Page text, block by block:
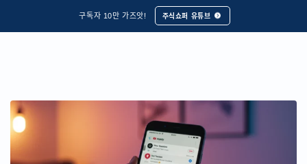
구독자 10만 가즈앗! 주식쇼퍼 유튜브